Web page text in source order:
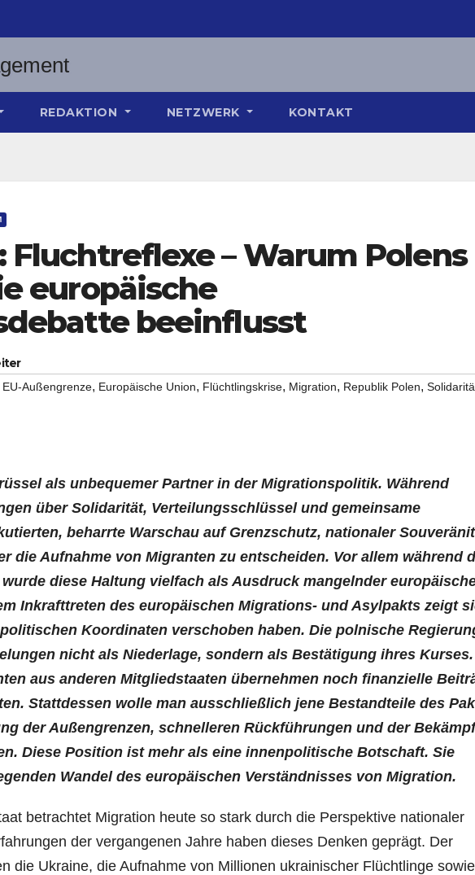
REDAKTION NETZWERK KONTAKT
Fluchtreflexe – Warum Polens
europäische
beeinflusst
EU-Außengrenze, Europäische Union, Flüchtlingskrise, Migration, Republik Polen,
als unbequemer Partner in der Migrationspolitik. Während
über Solidarität, Verteilungsschlüssel und gemeinsame
beharrte Warschau auf Grenzschutz, nationaler
die Aufnahme von Migranten zu entscheiden. Vor allem während
diese Haltung vielfach als Ausdruck mangelnder
Inkrafttreten des europäischen Migrations- und Asylpakts zeigt
Koordinaten verschoben haben. Die polnische
nicht als Niederlage, sondern als Bestätigung ihres Kurses.
aus anderen Mitgliedstaaten übernehmen noch finanzielle
Stattdessen wolle man ausschließlich jene Bestandteile des
der Außengrenzen, schnelleren Rückführungen und der
Diese Position ist mehr als eine innenpolitische Botschaft. Sie
Wandel des europäischen Verständnisses von Migration.
betrachtet Migration heute so stark durch die Perspektive nationaler
der vergangenen Jahre haben dieses Denken geprägt. Der
die Ukraine, die Aufnahme von Millionen ukrainischer Flüchtlinge